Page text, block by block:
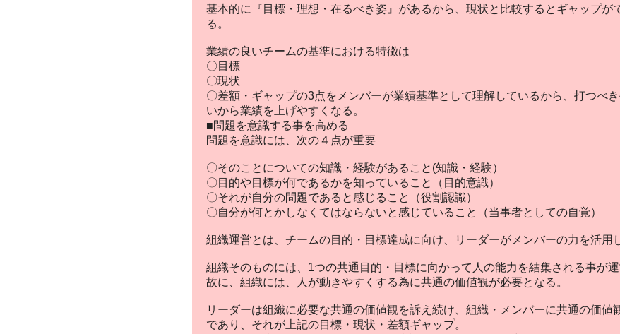
基本的に『目標・理想・在るべき姿』があるから、現状と比較するとギャップが
る。
業績の良いチームの基準における特徴は
〇目標
〇現状
〇差額・ギャップの3点をメンバーが業績基準として理解しているから、打つべ
いから業績を上げやすくなる。
■問題を意識する事を高める
問題を意識には、次の４点が重要
〇そのことについての知識・経験があること(知識・経験）
〇目的や目標が何であるかを知っていること（目的意識）
〇それが自分の問題であると感じること（役割認識）
〇自分が何とかしなくてはならないと感じていること（当事者としての自覚）
組織運営とは、チームの目的・目標達成に向け、リーダーがメンバーの力を活用
組織そのものには、1つの共通目的・目標に向かって人の能力を結集される事が運
故に、組織には、人が動きやすくする為に共通の価値観が必要となる。
リーダーは組織に必要な共通の価値観を訴え続け、組織・メンバーに共通の価値
であり、それが上記の目標・現状・差額ギャップ。